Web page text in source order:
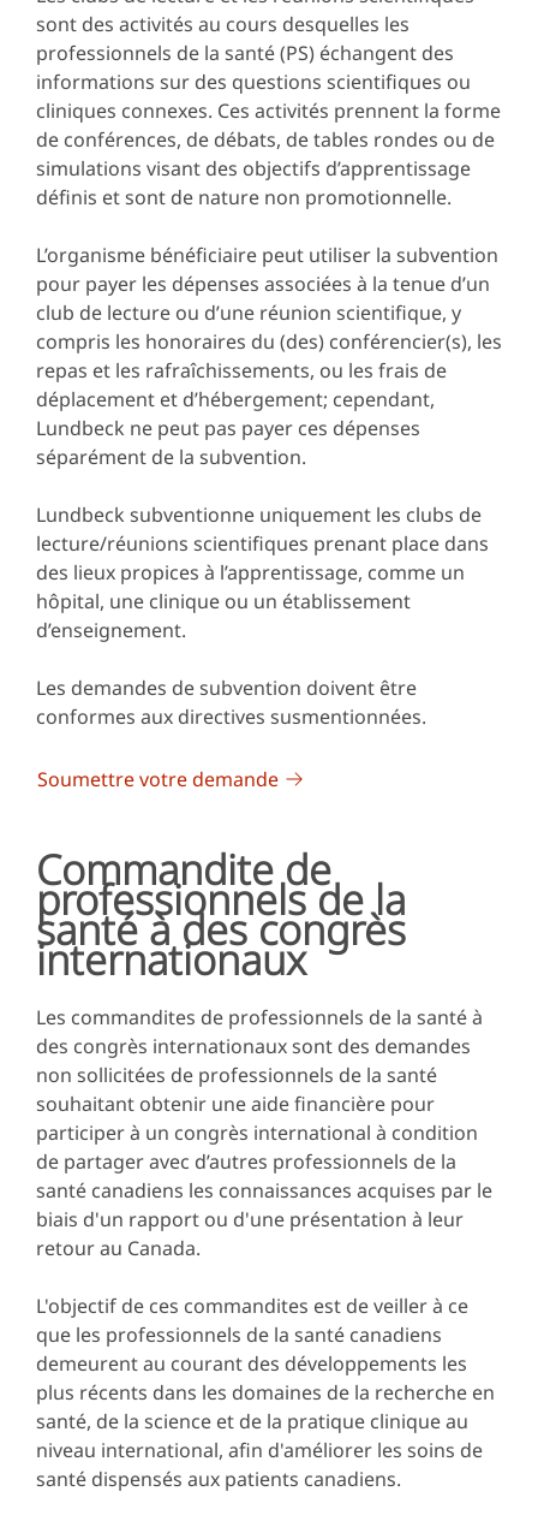
sont des activités au cours desquelles les
professionnels de la santé (PS) échangent des
informations sur des questions scientifiques ou
cliniques connexes. Ces activités prennent la forme
de conférences, de débats, de tables rondes ou de
simulations visant des objectifs d’apprentissage
définis et sont de nature non promotionnelle.
L’organisme bénéficiaire peut utiliser la subvention
pour payer les dépenses associées à la tenue d’un
club de lecture ou d’une réunion scientifique, y
compris les honoraires du (des) conférencier(s), les
repas et les rafraîchissements, ou les frais de
déplacement et d’hébergement; cependant,
Lundbeck ne peut pas payer ces dépenses
séparément de la subvention.
Lundbeck subventionne uniquement les clubs de
lecture/réunions scientifiques prenant place dans
des lieux propices à l’apprentissage, comme un
hôpital, une clinique ou un établissement
d’enseignement.
Les demandes de subvention doivent être
conformes aux directives susmentionnées.
Soumettre votre demande
Commandite de
professionnels de la
santé à des congrès
internationaux
Les commandites de professionnels de la santé à
des congrès internationaux sont des demandes
non sollicitées de professionnels de la santé
souhaitant obtenir une aide financière pour
participer à un congrès international à condition
de partager avec d’autres professionnels de la
santé canadiens les connaissances acquises par le
biais d'un rapport ou d'une présentation à leur
retour au Canada.
L'objectif de ces commandites est de veiller à ce
que les professionnels de la santé canadiens
demeurent au courant des développements les
plus récents dans les domaines de la recherche en
santé, de la science et de la pratique clinique au
niveau international, afin d'améliorer les soins de
santé dispensés aux patients canadiens.